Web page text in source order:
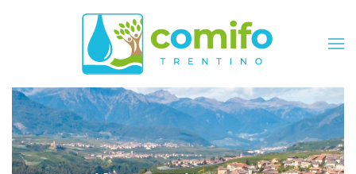
Skip to main content